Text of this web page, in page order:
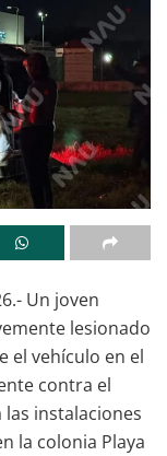
Un joven
lesionado
el vehículo en el
contra el
instalaciones
la colonia Playa